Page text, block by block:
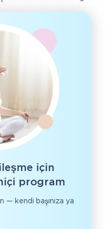
için
program
— kendi başınıza ya